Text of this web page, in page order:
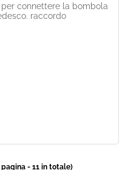
connettere la bombola
raccordo
- 11 in totale)